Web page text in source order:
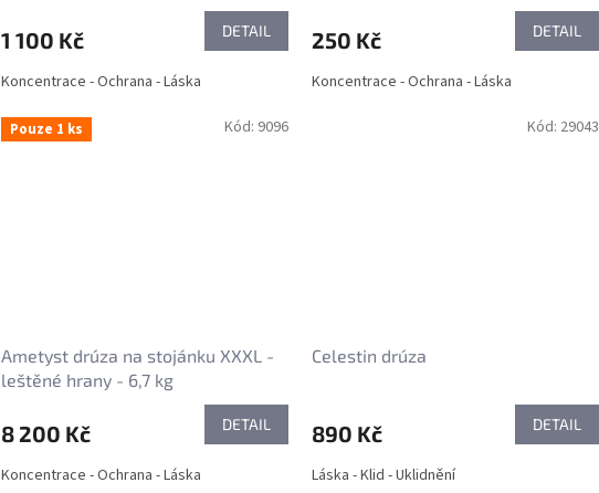
1 100 Kč DETAIL
Koncentrace - Ochrana - Láska
250 Kč DETAIL
Koncentrace - Ochrana - Láska
Pouze 1 ks
Ametyst drúza na stojánku XXXL -
leštěné hrany - 6,7 kg
8 200 Kč DETAIL
Koncentrace - Ochrana - Láska
Kód: 9096
Celestin drúza
890 Kč DETAIL
Láska - Klid - Uklidnění
Kód: 29043